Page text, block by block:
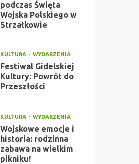
podczas Święta
Wojska Polskiego w
Strzałkowie
KULTURA WYDARZENIA
Festiwal Gidelskiej
Kultury: Powrót do
Przeszłości
KULTURA WYDARZENIA
Wojskowe emocje i
historia: rodzinna
zabawa na wielkim
pikniku!